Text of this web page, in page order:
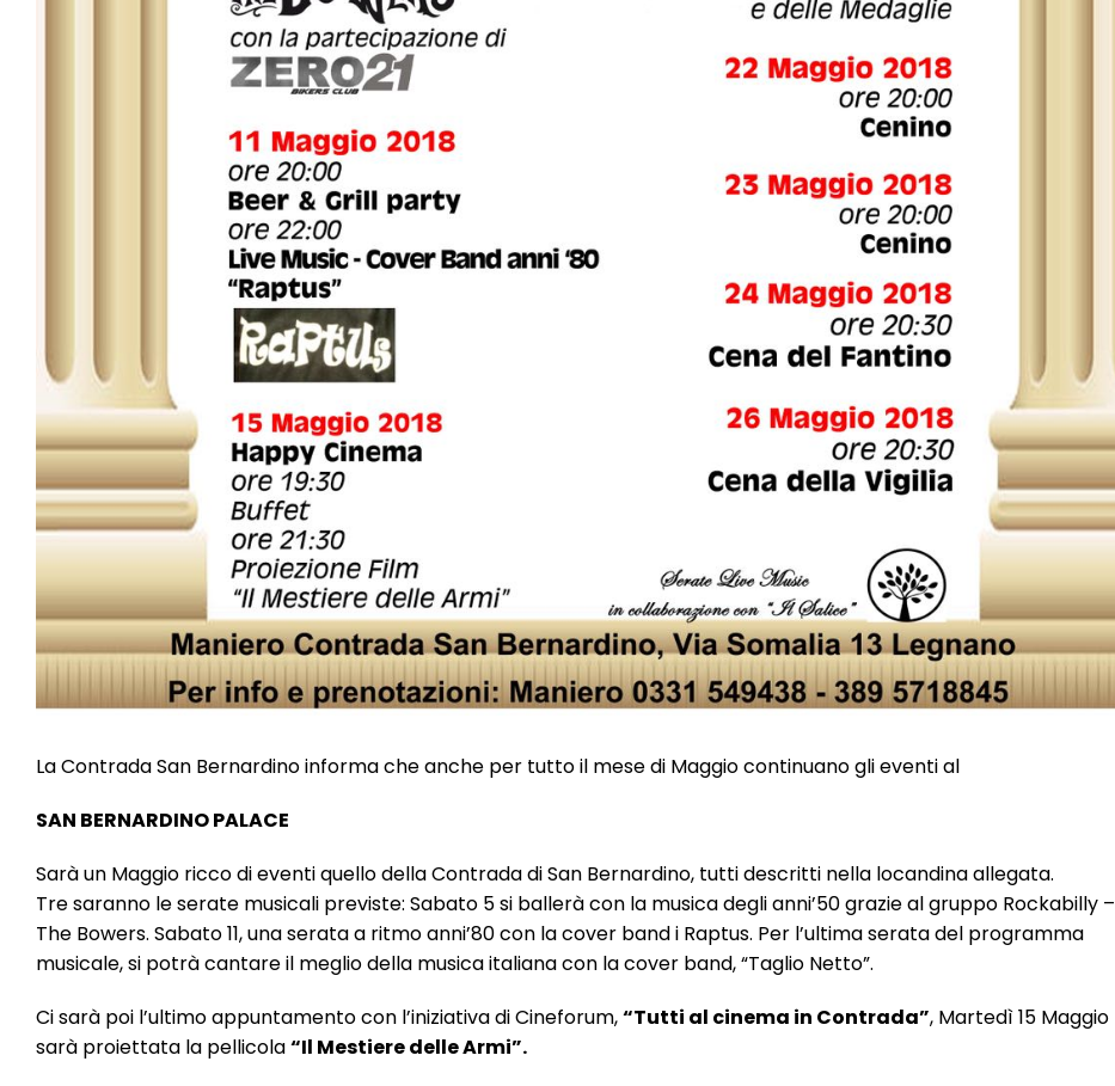
La Contrada San Bernardino informa che anche per tutto il mese di Maggio continuano gli eventi al
SAN BERNARDINO PALACE
Sarà un Maggio ricco di eventi quello della Contrada di San Bernardino, tutti descritti nella locandina allegata.
Tre saranno le serate musicali previste: Sabato 5 si ballerà con la musica degli anni’50 grazie al gruppo Rockabilly –
The Bowers. Sabato 11, una serata a ritmo anni’80 con la cover band i Raptus. Per l’ultima serata del programma
musicale, si potrà cantare il meglio della musica italiana con la cover band, “Taglio Netto”.
Ci sarà poi l’ultimo appuntamento con l’iniziativa di Cineforum,“Tutti al cinema in Contrada”, Martedì 15 Maggio
sarà proiettata la pellicola“Il Mestiere delle Armi”.